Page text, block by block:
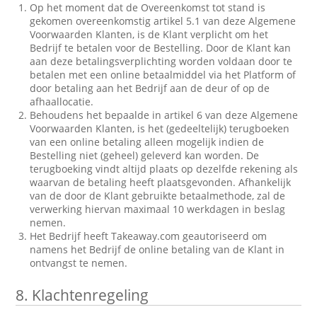
Op het moment dat de Overeenkomst tot stand is
gekomen overeenkomstig artikel 5.1 van deze Algemene
Voorwaarden Klanten, is de Klant verplicht om het
Bedrijf te betalen voor de Bestelling. Door de Klant kan
aan deze betalingsverplichting worden voldaan door te
betalen met een online betaalmiddel via het Platform of
door betaling aan het Bedrijf aan de deur of op de
afhaallocatie.
Behoudens het bepaalde in artikel 6 van deze Algemene
Voorwaarden Klanten, is het (gedeeltelijk) terugboeken
van een online betaling alleen mogelijk indien de
Bestelling niet (geheel) geleverd kan worden. De
terugboeking vindt altijd plaats op dezelfde rekening als
waarvan de betaling heeft plaatsgevonden. Afhankelijk
van de door de Klant gebruikte betaalmethode, zal de
verwerking hiervan maximaal 10 werkdagen in beslag
nemen.
Het Bedrijf heeft Takeaway.com geautoriseerd om
namens het Bedrijf de online betaling van de Klant in
ontvangst te nemen.
8. Klachtenregeling